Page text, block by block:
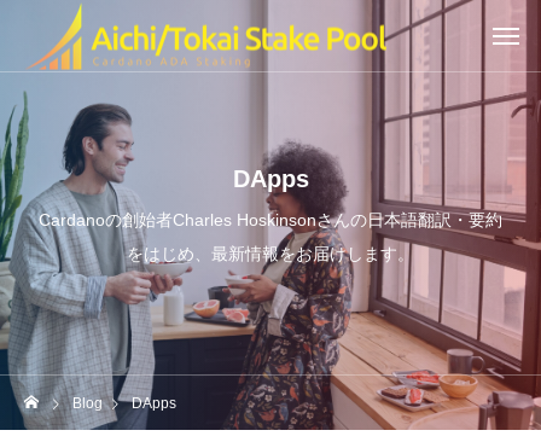
DApps
Cardanoの創始者Charles Hoskinsonさんの日本語翻訳・要約
をはじめ、最新情報をお届けします。
Blog DApps